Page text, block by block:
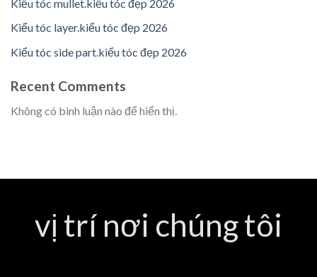
Kiểu tóc mullet.kiểu tóc đẹp 2026
Kiểu tóc layer.kiểu tóc đẹp 2026
Kiểu tóc side part.kiểu tóc đẹp 2026
Recent Comments
Không có bình luận nào để hiển thị.
vị trí nơi chúng tôi